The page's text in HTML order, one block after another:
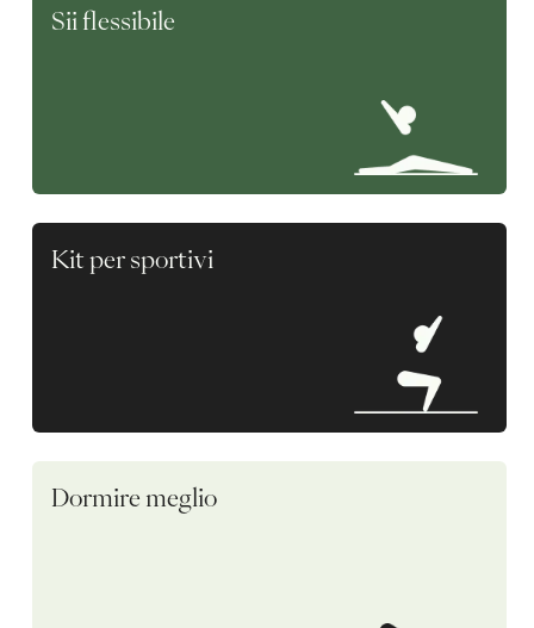
Sii flessibile
Kit per sportivi
Dormire meglio